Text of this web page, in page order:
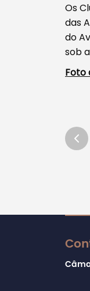
Os
das
do
sob
Foto